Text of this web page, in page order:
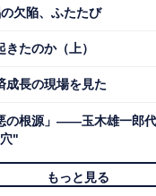
欠陥、ふたたび
たのか（上）
成長の現場を見た
の根源」――玉木雄一郎
"
もっと見る